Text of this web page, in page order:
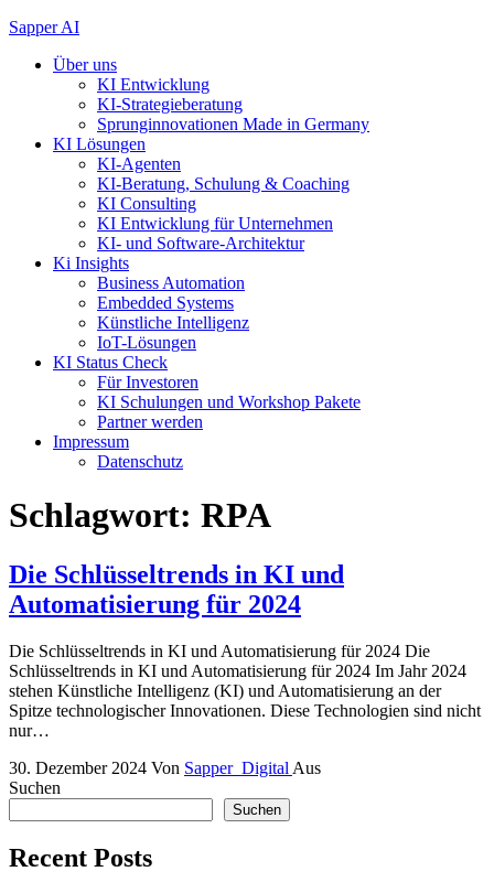
Zum
springen
Sapper AI
Über uns
KI Entwicklung
KI-Strategieberatung
Sprunginnovationen Made in Germany
KI Lösungen
KI-Agenten
KI-Beratung, Schulung & Coaching
KI Consulting
KI Entwicklung für Unternehmen
KI- und Software-Architektur
Ki Insights
Business Automation
Embedded Systems
Künstliche Intelligenz
IoT-Lösungen
KI Status Check
Für Investoren
KI Schulungen und Workshop Pakete
Partner werden
Impressum
Datenschutz
Schlagwort: RPA
Die Schlüsseltrends in KI und
Automatisierung für 2024
Die Schlüsseltrends in KI und Automatisierung für 2024 Die
Schlüsseltrends in KI und Automatisierung für 2024 Im Jahr 2024
stehen Künstliche Intelligenz (KI) und Automatisierung an der
Spitze technologischer Innovationen. Diese Technologien sind nicht
nur…
30. Dezember 2024 Von Sapper_Digital Aus
Suchen
Suchen
Recent Posts